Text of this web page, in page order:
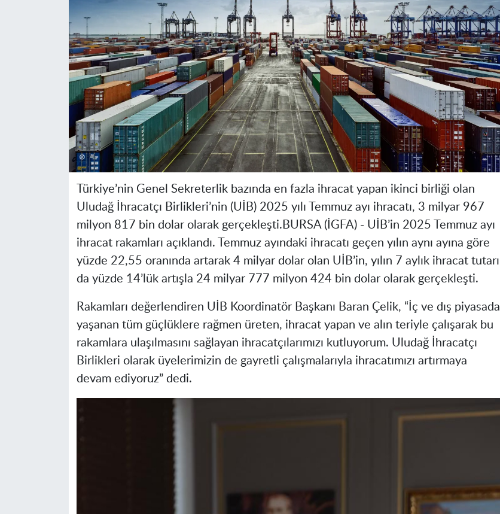
Türkiye’nin Genel Sekreterlik bazında en fazla ihracat yapan ikinci birliği olan
Uludağ İhracatçı Birlikleri’nin (UİB) 2025 yılı Temmuz ayı ihracatı, 3 milyar 967
milyon 817 bin dolar olarak gerçekleşti. BURSA (İGFA) - UİB’in 2025 Temmuz ayı
ihracat rakamları açıklandı. Temmuz ayındaki ihracatı geçen yılın aynı ayına göre
yüzde 22,55 oranında artarak 4 milyar dolar olan UİB’in, yılın 7 aylık ihracat tutarı
da yüzde 14’lük artışla 24 milyar 777 milyon 424 bin dolar olarak gerçekleşti.
Rakamları değerlendiren UİB Koordinatör Başkanı Baran Çelik, “İç ve dış piyasada
yaşanan tüm güçlüklere rağmen üreten, ihracat yapan ve alın teriyle çalışarak bu
rakamlara ulaşılmasını sağlayan ihracatçılarımızı kutluyorum. Uludağ İhracatçı
Birlikleri olarak üyelerimizin de gayretli çalışmalarıyla ihracatımızı artırmaya
devam ediyoruz” dedi.